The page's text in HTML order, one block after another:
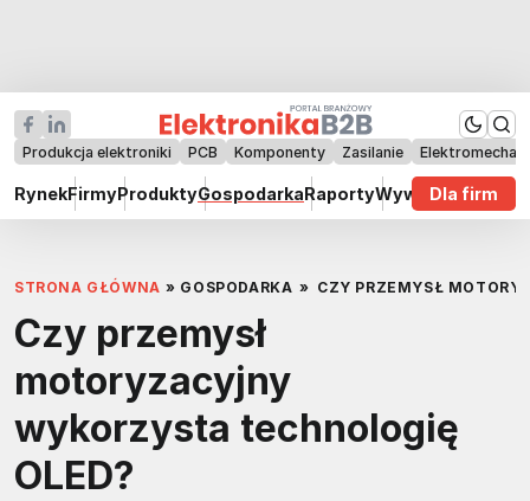
Produkcja elektroniki PCB Komponenty Zasilanie
RynekFirmyProduktyGospodarkaRaportyWywiadyDla firm
STRONA GŁÓWNA » GOSPODARKA » CZY PRZEMYSŁ
Czy przemysł
motoryzacyjny
wykorzysta technologię
OLED?